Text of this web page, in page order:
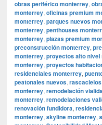
obras periférico monterrey,
monterrey, oficinas premium
monterrey, parques nuevos
monterrey, penthouses
monterrey, plazas premium
preconstrucción monterrey,
monterrey, proyectos alto
monterrey, proyectos
residenciales monterrey,
peatonales nuevos,
monterrey, remodelación
monterrey, remodelaciones
renovación fundidora,
monterrey, skyline monterrey,